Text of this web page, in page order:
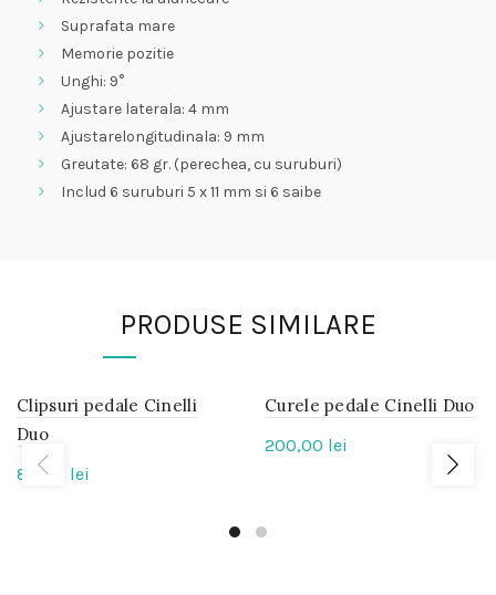
Suprafata mare
Memorie pozitie
Unghi: 9°
Ajustare laterala: 4 mm
Ajustarelongitudinala: 9 mm
Greutate: 68 gr. (perechea, cu suruburi)
Includ 6 suruburi 5 x 11 mm si 6 saibe
PRODUSE SIMILARE
IN
STOC
Clipsuri pedale Cinelli
Duo
80,00 lei
IN
STOC
Curele pedale Cinelli Duo
200,00 lei